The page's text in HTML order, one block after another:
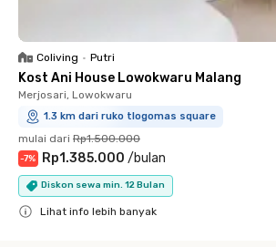
Coliving • Putri
Kost Ani House Lowokwaru Malang
Merjosari, Lowokwaru
1.3 km dari ruko tlogomas square
mulai dari Rp1.500.000
-7% Rp1.385.000 /bulan
Diskon sewa min. 12 Bulan
Lihat info lebih banyak